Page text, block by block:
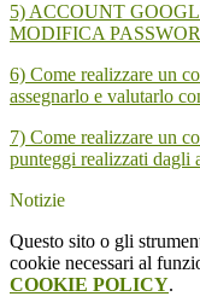
5) ACCOUNT
MODIFICA
6) Come realizzare un
assegnarlo e valutarlo
7) Come realizzare un
punteggi realizzati dagli
Notizie
Questo sito o gli
cookie necessari al
COOKIE POLICY.